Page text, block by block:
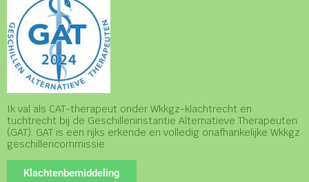
Ik val als CAT-therapeut onder Wkkgz-klachtrecht en
tuchtrecht bij de Geschilleninstantie Alternatieve Therapeuten
(GAT). GAT is een rijks erkende en volledig onafhankelijke Wkkgz
geschillencommissie
Klachtenbemiddeling